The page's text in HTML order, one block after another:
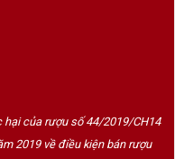
hại của rượu số 44/2019/CH14
2019 về điều kiện bán rượu